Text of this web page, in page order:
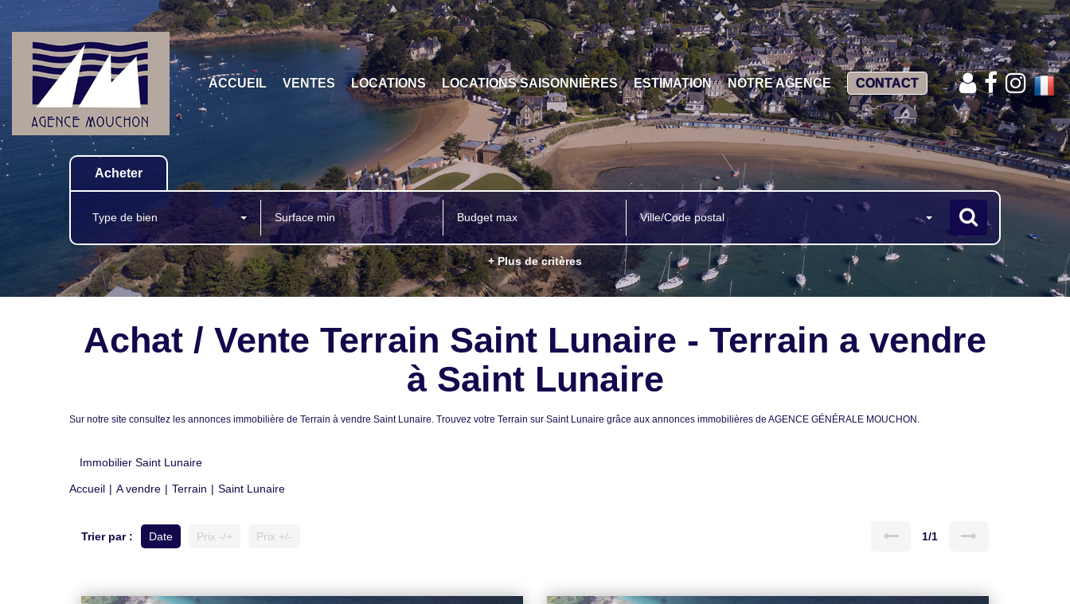
ACCUEIL VENTES LOCATIONS LOCATIONS SAISONNIÈRES ESTIMATION NOTRE AGENCE CONTACT
Acheter
Type de bien Ville/Code postal
+ Plus de critères
Achat / Vente Terrain Saint Lunaire - Terrain a vendre
à Saint Lunaire
Sur notre site consultez les annonces immobilière de Terrain à vendre Saint Lunaire. Trouvez votre Terrain sur Saint Lunaire grâce aux annonces immobilières de AGENCE GÉNÉRALE MOUCHON.
Immobilier Saint Lunaire
Accueil A vendre Terrain Saint Lunaire
Trier par : Date Prix -/+ Prix +/- 1/1